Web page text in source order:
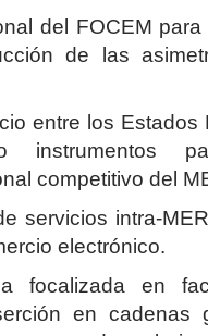
del FOCEM
de las
entre los Estados
instrumentos
competitivo del
servicios intra-
electrónico.
focalizada en
en cadenas